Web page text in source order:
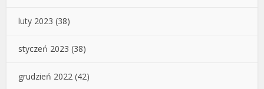
luty 2023 (38)
styczeń 2023 (38)
grudzień 2022 (42)